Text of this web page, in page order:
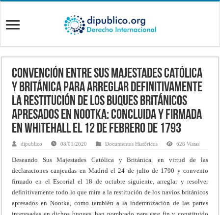
Convención entre Sus Majestades Católica
y Británica para arreglar definitivamente
la restitución de los buques británicos
apresados en Nootka: concluida y firmada
en Whitehall el 12 de febrero de 1793
dipublico 08/01/2020 Documentos Históricos 626 Vistas
Deseando Sus Majestades Católica y Británica, en virtud de las
declaraciones canjeadas en Madrid el 24 de julio de 1790 y convenio
firmado en el Escorial el 18 de octubre siguiente, arreglar y resolver
definitivamente todo lo que mira a la restitución de los navios británicos
apresados en Nootka, como también a la indemnización de las partes